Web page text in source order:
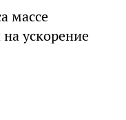
массе
ускорение